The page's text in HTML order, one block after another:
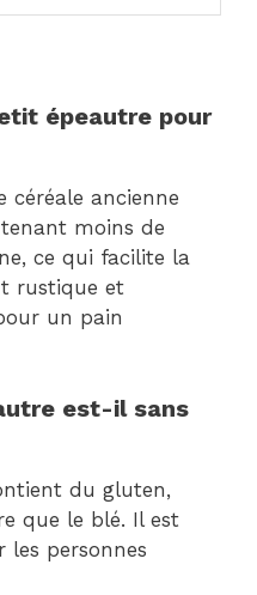
épeautre pour
céréale ancienne
moins de
ce qui facilite la
rustique et
un pain
est-il sans
du gluten,
que le blé. Il est
les personnes